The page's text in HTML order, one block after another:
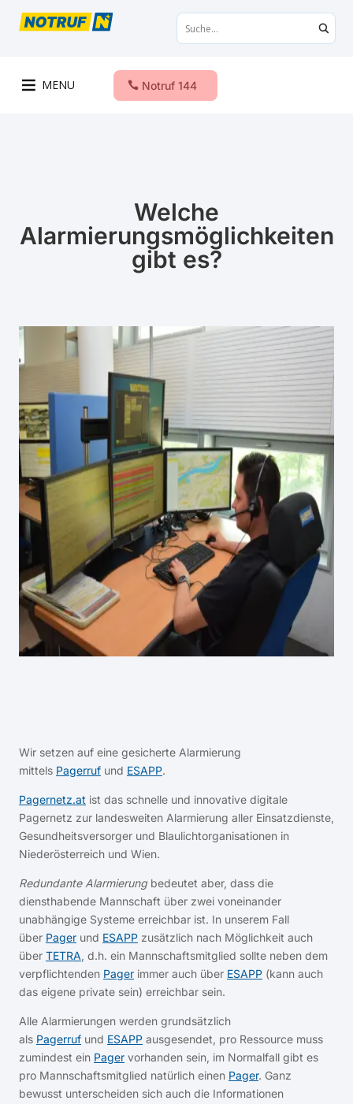
MENU Notruf 144
Welche
Alarmierungsmöglichkeiten
gibt es?
Wir setzen auf eine gesicherte Alarmierung
mittels Pagerruf und ESAPP.
Pagernetz.at ist das schnelle und innovative digitale
Pagernetz zur landesweiten Alarmierung aller Einsatzdienste,
Gesundheitsversorger und Blaulichtorganisationen in
Niederösterreich und Wien.
Redundante Alarmierungbedeutet aber, dass die
diensthabende Mannschaft über zwei voneinander
unabhängige Systeme erreichbar ist. In unserem Fall
über Pager und ESAPP zusätzlich nach Möglichkeit auch
über TETRA, d.h. ein Mannschaftsmitglied sollte neben dem
verpflichtenden Pager immer auch über ESAPP (kann auch
das eigene private sein) erreichbar sein.
Alle Alarmierungen werden grundsätzlich
als Pagerruf und ESAPP ausgesendet, pro Ressource muss
zumindest ein Pager vorhanden sein, im Normalfall gibt es
pro Mannschaftsmitglied natürlich einen Pager. Ganz
bewusst unterscheiden sich auch die Informationen